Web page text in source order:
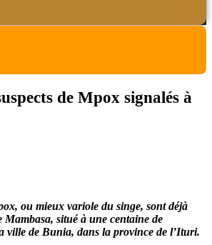
de Mpox signalés à
ou mieux variole du singe, sont déjà
situé à une centaine de
ville de Bunia, dans la province de l’Ituri.